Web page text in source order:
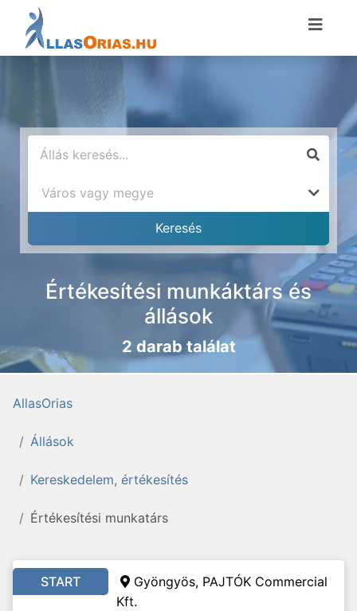
Értékesítési munkáktárs és
állások
2 darab találat
AllasOrias
Állások
Kereskedelem, értékesítés
Értékesítési munkatárs
START
Gyöngyös, PAJTÓK Commercial
Kft.